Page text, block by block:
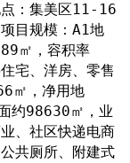
点：集美区11-16
目规模：A1地
㎡，容积率
宅、洋房、零售
㎡，净用地
约98630㎡，业
、社区快递电商
共厕所、附建式